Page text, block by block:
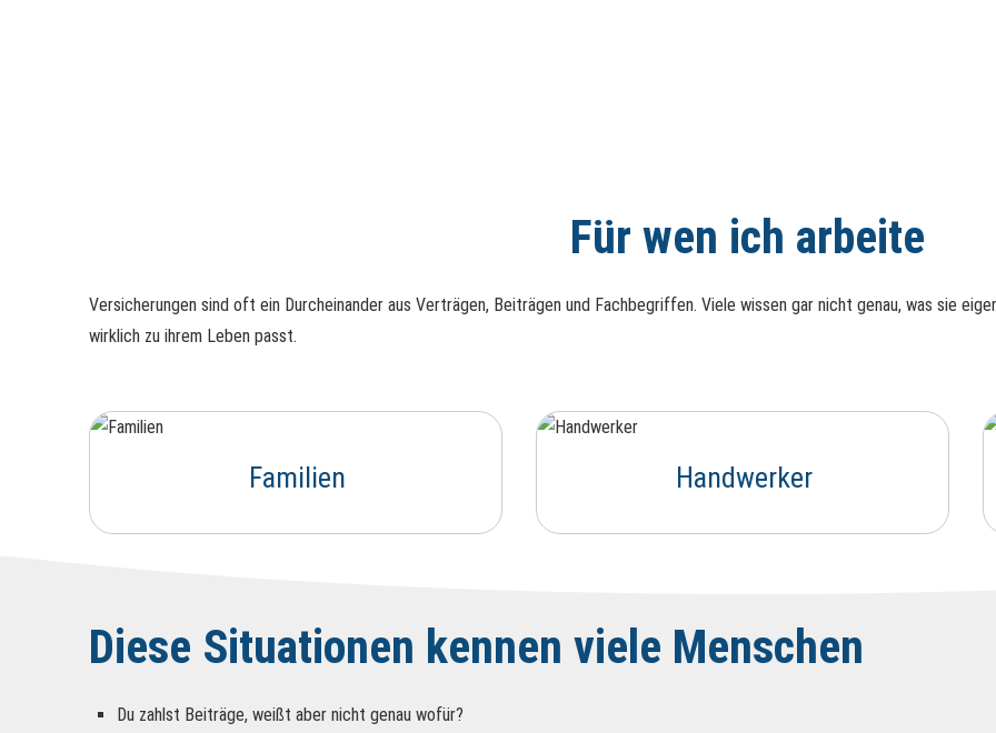
Für wen ich arbeite
Versicherungen sind oft ein Durcheinander aus Verträgen, Beiträgen und Fachbegriffen. Viele wissen gar nicht genau, was sie
wirklich zu ihrem Leben passt.
Familien Handwerker
Diese Situationen kennen viele Menschen
Du zahlst Beiträge, weißt aber nicht genau wofür?